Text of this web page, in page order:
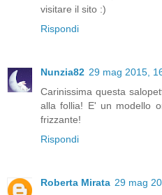
visitare il sito :)
Rispondi
Nunzia82 29 mag 2015,
Carinissima questa
alla follia! E' un modello
frizzante!
Rispondi
Roberta Mirata 29 mag